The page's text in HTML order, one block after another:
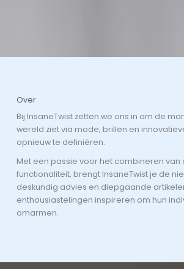
Over
Bij InsaneTwist zetten we ons in om de
wereld ziet via mode, brillen en
opnieuw te definiëren.
Met een passie voor het combineren van
functionaliteit, brengt InsaneTwist je de
deskundig advies en diepgaande
enthousiastelingen inspireren om hun
omarmen.